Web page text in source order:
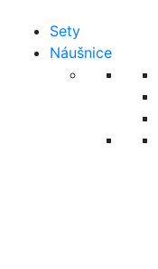
Sety
Náušnice